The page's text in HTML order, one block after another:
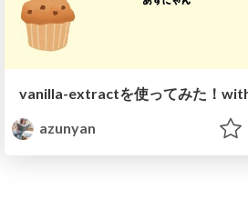
vanilla-extractを使ってみた！
azunyan